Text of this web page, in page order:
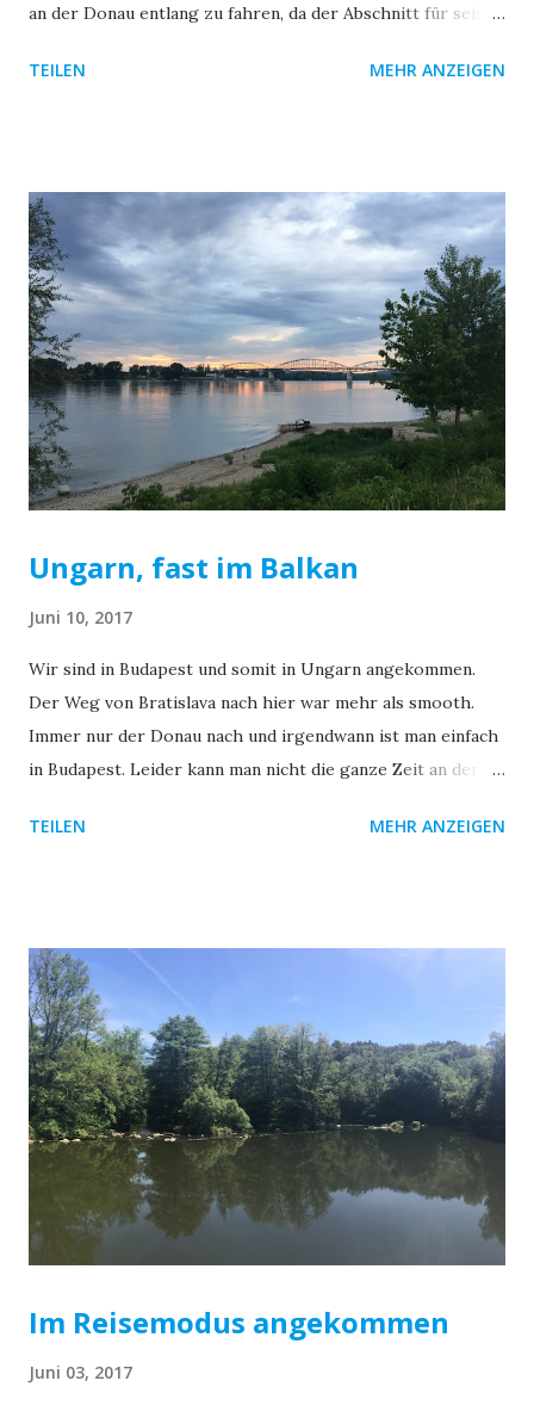
an der Donau entlang zu fahren, da der Abschnitt für seine
nun einmal die sinnvollste Route. Also los. Zu Gast bei
und wollen weiter der Donau entlang in Richtung Rumänien.
Wir quatschen kurz und entscheiden uns gemeinsam
weiterzufahren. Die Gesellschaft im Sattel ist eine
willkommene Abwechslung und so spulen sich 70-80KM
wie von selbst ab. Am Abend fragt Caro einen Mann am
Straßenrand wo es denn Trinkwasser gäbe. Wir kommen
ins Gespräch und nach den ersten drei Sätzen lädt uns
Michael in sein Wochenendhaus an einem Donauarm ein.
Und damit nicht genug. Dort angekommen stellt sich raus,
das ...
TEILEN MEHR ANZEIGEN
Ungarn, fast im Balkan
Juni 10, 2017
Wir sind in Budapest und somit in Ungarn angekommen.
Der Weg von Bratislava nach hier war mehr als smooth.
Immer nur der Donau nach und irgendwann ist man einfach
in Budapest. Leider kann man nicht die ganze Zeit an der
muss größtenteils auf Straßen ausweichen. Dort hält sich
Radler sind ein Desaster. Zwar sind in den letzten zehn
Jahren viele neue Radwege entstanden, aber man ist doch
zu 95% auf der Straße unterwegs, wo man von den anderen
Verkehrsteilnehmern komplett ignoriert wird. Da kribbelt
es schon beim Gedanken an Städte wie Istanbul. Wenn man
erst einmal von der Straße runter ist, fühlt sich Budapest
an wie Berlin. Nur eben für Backpacker anstelle von
Clubtouristen. In der Innenstadt reiht sich Hostel an
Hostel und in den Hinterhöfen finden sic...
TEILEN MEHR ANZEIGEN
Im Reisemodus angekommen
Juni 03, 2017